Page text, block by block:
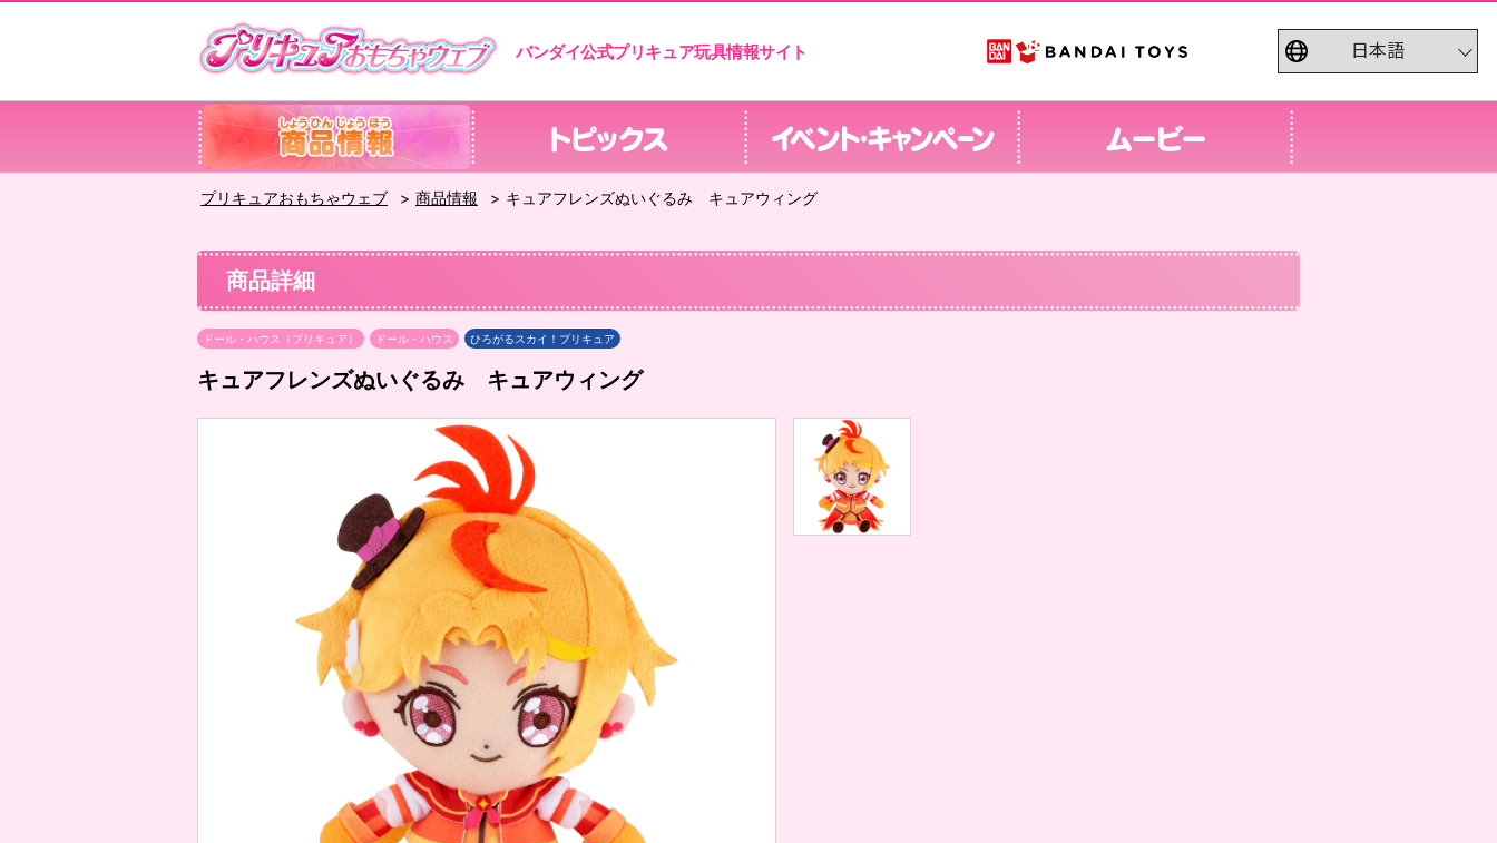
バンダイ公式プリキュア玩具情報サイト
プリキュアおもちゃウェブ 商品情報 キュアフレンズぬいぐるみ キュアウィング
商品詳細
ドール・ハウス（プリキュア） ドール・ハウス ひろがるスカイ！プリキュア
キュアフレンズぬいぐるみ キュアウィング